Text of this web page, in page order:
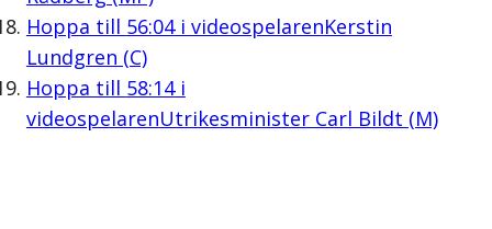
Hoppa till 56:04i videospelarenKerstin
Lundgren (C)
Hoppa till 58:14i
videospelarenUtrikesminister Carl Bildt (M)